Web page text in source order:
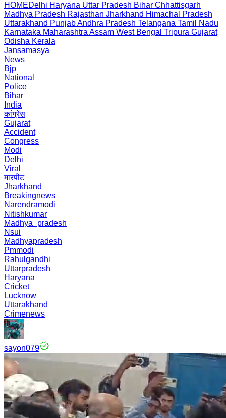
HOMEDelhi Haryana Uttar Pradesh Bihar Chhattisgarh
Madhya Pradesh Rajasthan Jharkhand Himachal Pradesh
Uttarakhand PunjabAndhra Pradesh Telangana Tamil Nadu
Karnataka Maharashtra Assam West Bengal Tripura Gujarat
Odisha Kerala
Jansamasya
News
Bjp
National
Police
Bihar
India
कांग्रेस
Gujarat
Accident
Congress
Modi
Delhi
Viral
मारपीट
Jharkhand
Breakingnews
Narendramodi
Nitishkumar
Madhya_pradesh
Nsui
Madhyapradesh
Pmmodi
Rahulgandhi
Uttarpradesh
Haryana
Cricket
Lucknow
Uttarakhand
Crimenews
sayon079